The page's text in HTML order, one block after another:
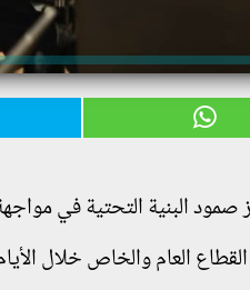
البنية التحتية في
العام والخاص خلال